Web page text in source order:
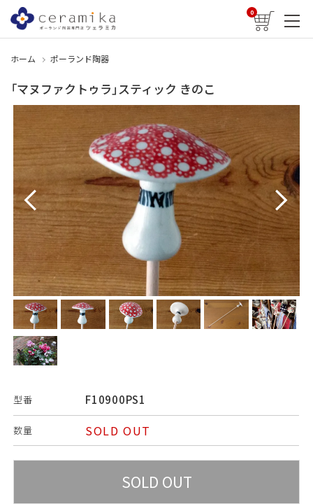
0
ホーム ポーランド陶器
「マヌファクトゥラ」スティック きのこ
型番 F10900PS1
数量 SOLD OUT